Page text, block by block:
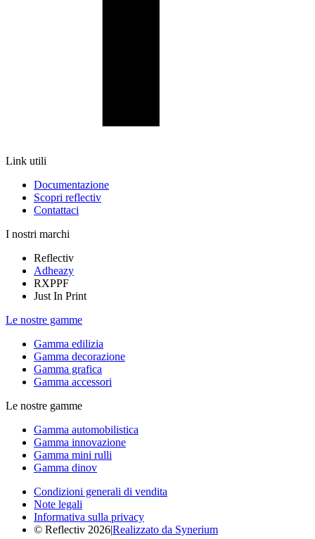
Link utili
Documentazione
Scopri reflectiv
Contattaci
I nostri marchi
Reflectiv
Adheazy
RXPPF
Just In Print
Le nostre gamme
Gamma edilizia
Gamma decorazione
Gamma grafica
Gamma accessori
Le nostre gamme
Gamma automobilistica
Gamma innovazione
Gamma mini rulli
Gamma dinov
Condizioni generali di vendita
Note legali
Informativa sulla privacy
© Reflectiv 2026|Realizzato da Synerium